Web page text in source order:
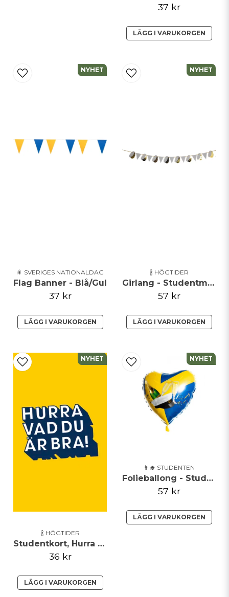
37 kr
LÄGG I VARUKORGEN
🎇 SVERIGES NATIONALDAG
Flag Banner - Blå/Gul
37 kr
LÄGG I VARUKORGEN
NYHET
🍾 HÖGTIDER
Girlang - Studentmössor
57 kr
LÄGG I VARUKORGEN
NYHET
🍾 HÖGTIDER
Studentkort, Hurra vad du är bra!
36 kr
LÄGG I VARUKORGEN
NYHET
👩‍🎓 STUDENTEN
Folieballong - Studentmössa
57 kr
LÄGG I VARUKORGEN
NYHET